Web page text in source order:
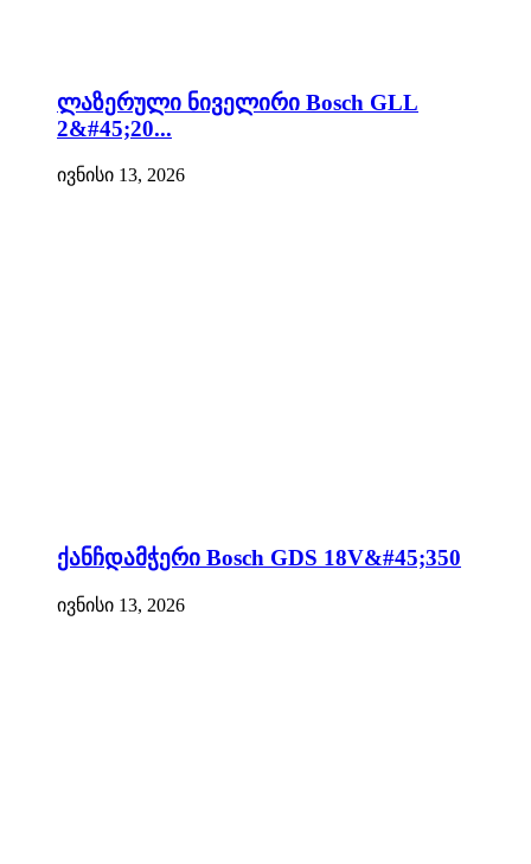
ლაზერული ნიველირი Bosch GLL
2&#45;20...
ივნისი 13, 2026
ქანჩდამჭერი Bosch GDS 18V&#45;350
ივნისი 13, 2026